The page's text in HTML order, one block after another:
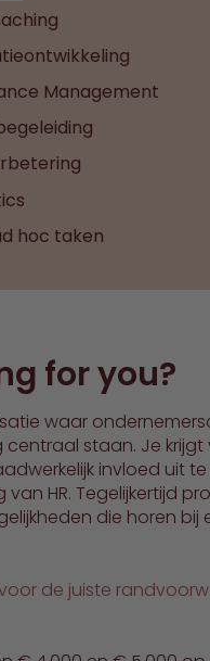
Management
hoc taken
for you?
waar
staan. Je krijgt
invloed uit
HR. Tegelijkertijd
die horen bij
de juiste